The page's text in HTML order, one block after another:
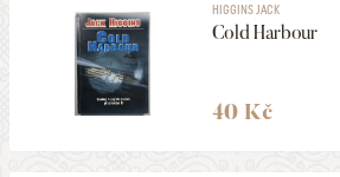
HIGGINS JACK
Cold Harbour
40 Kč